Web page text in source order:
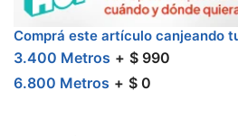
Comprá este artículo canjeando
3.400 Metros $ 990
6.800 Metros $ 0